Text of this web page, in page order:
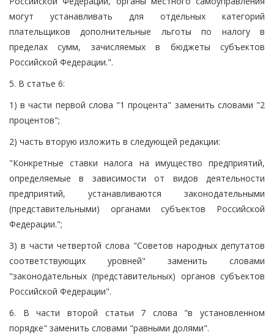
могут устанавливать для отдельных категорий
плательщиков дополнительные льготы по налогу в
пределах сумм, зачисляемых в бюджеты субъектов
Российской Федерации.".
5. В статье 6:
1) в части первой слова "1 процента" заменить словами "2
процентов";
2) часть вторую изложить в следующей редакции:
"Конкретные ставки налога на имущество предприятий,
определяемые в зависимости от видов деятельности
предприятий, устанавливаются законодательными
(представительными) органами субъектов Российской
Федерации.";
3) в части четвертой слова "Советов народных депутатов
соответствующих уровней" заменить словами
"законодательных (представительных) органов субъектов
Российской Федерации".
6. В части второй статьи 7 слова "в установленном
порядке" заменить словами "равными долями".